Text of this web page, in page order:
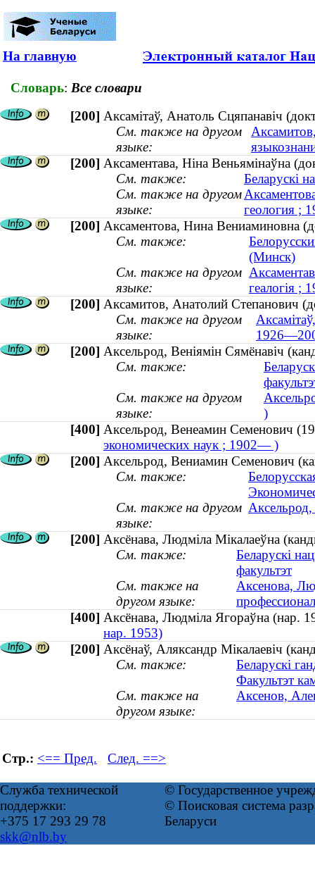
На главную
Словарь: Все словари
[200] Аксамітаў, Анатоль Сцяпанавіч
См. также на другом
языке:
[200] Аксаментава, Ніна Веньямінаўна
См. также:
Беларускі
См. также на другом
языке:
геология ;
[200] Аксаментова, Нина Вениаминовна
См. также:
(Минск)
См. также на другом
языке:
геалогія ;
[200] Аксамитов, Анатолий Степанович
См. также на другом
языке:
[200] Аксельрод, Веніямін Сямёнавіч
См. также:
См. также на другом
языке:
)
[400] Аксельрод, Венеамин Семенович
экономических наук ; 1902— )
[200] Аксельрод, Вениамин Семенович
См. также:
См. также на другом
языке:
[200] Аксёнава, Людміла Мікалаеўна
См. также:
Беларускі
факультэт
См. также на
другом языке:
Аксенова,
[400] Аксёнава, Людміла Ягораўна
нар. 1953)
[200] Аксёнаў, Аляксандр Мікалаевіч
См. также:
Беларускі
Факультэт
См. также на
другом языке:
Аксенов,
Стр.: <== Пред. След. ==>
Служба технической
поддержки:
+375 17 293 29 78
skk@nlb.by
© Государственное
© Поисковая система
Беларуси